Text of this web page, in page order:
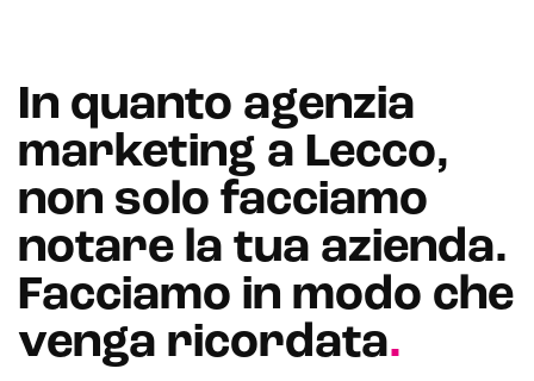
CRM & email marketing
In quanto agenzia
marketing a Lecco,
non solo facciamo
notare la tua azienda.
Facciamo in modo che
venga ricordata.